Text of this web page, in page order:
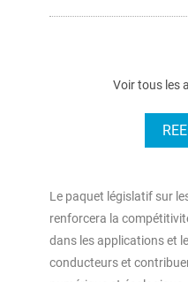
Voir tous les
Le paquet législatif sur
renforcera la
dans les applications et
conducteurs et